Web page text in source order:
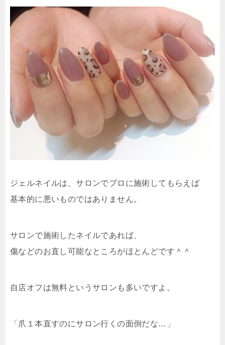
ジェルネイルは、サロンでプロに施術してもらえば
基本的に悪いものではありません。
サロンで施術したネイルであれば、
傷などのお直し可能なところがほとんどです＾＾
自店オフは無料というサロンも多いですよ。
「爪１本直すのにサロン行くの面倒だな…」